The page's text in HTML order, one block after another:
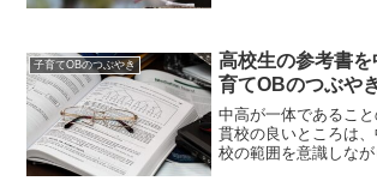
れれば、一年後の本番
子育てOBのつぶやき
高校生の参考書
育てOBのつぶや
中高が一体であるこ
貫校の良いところは
校の範囲を意識しなが